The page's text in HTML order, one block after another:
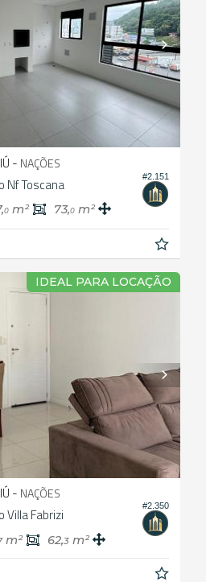
#2.151
- NAÇÕES
Nf Toscana
0 m² 73,0 m²
IDEAL PARA LOCAÇÃO
#2.350
- NAÇÕES
Villa Fabrizi
m² 62,3 m²